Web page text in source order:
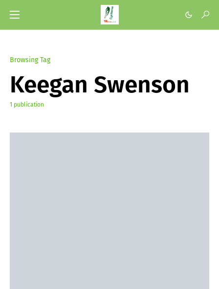
Browsing Tag
Keegan Swenson
1 publication